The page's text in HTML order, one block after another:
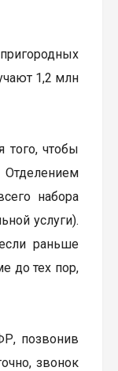
1,2 млн
того, чтобы
Отделением
набора
услуги).
раньше
до тех пор,
позвонив
звонок